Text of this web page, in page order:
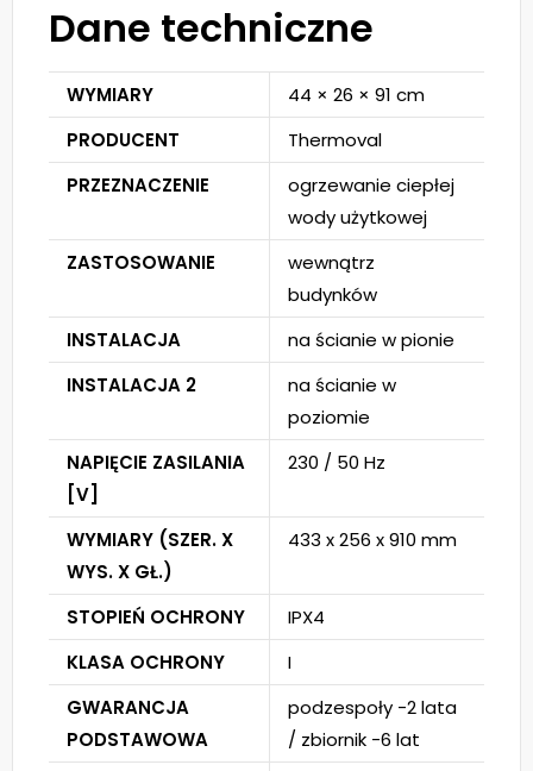
Dane techniczne
WYMIARY
44 × 26 × 91 cm
PRODUCENT
Thermoval
PRZEZNACZENIE
ogrzewanie ciepłej
wody użytkowej
ZASTOSOWANIE
wewnątrz
budynków
INSTALACJA
na ścianie w pionie
INSTALACJA 2
na ścianie w
poziomie
NAPIĘCIE ZASILANIA
[V]
230 / 50 Hz
WYMIARY (SZER. X
WYS. X GŁ.)
433 x 256 x 910 mm
STOPIEŃ OCHRONY
IPX4
KLASA OCHRONY
I
GWARANCJA
PODSTAWOWA
podzespoły -2 lata
/ zbiornik -6 lat